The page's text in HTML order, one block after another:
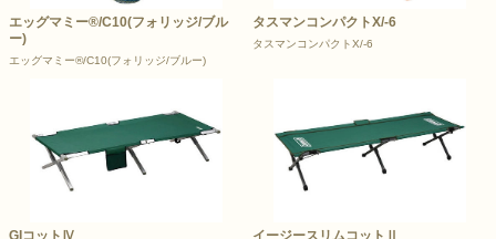
エッグマミー®/C10(フォリッジ/ブル
ー)
エッグマミー®/C10(フォリッジ/ブルー)
タスマンコンパクトX/-6
タスマンコンパクトX/-6